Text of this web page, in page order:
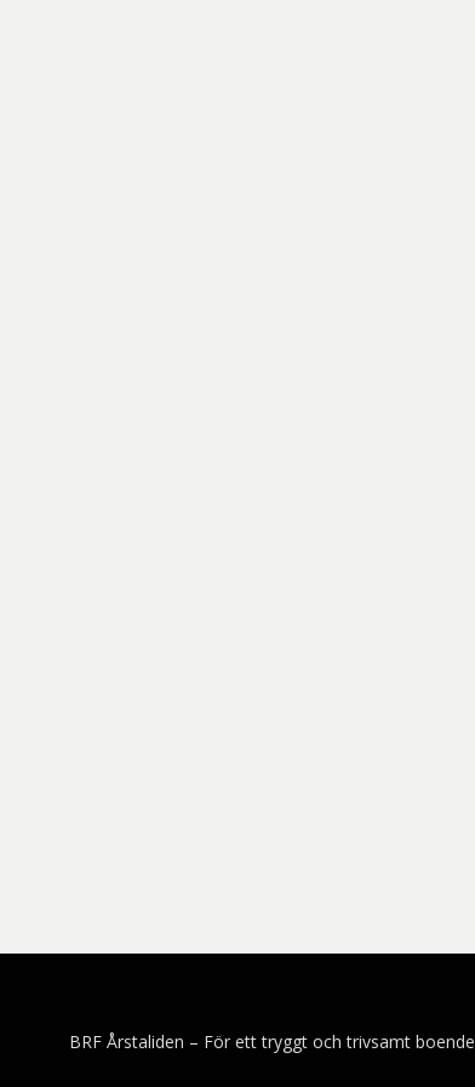
BRF Årstaliden – För ett tryggt och trivsamt boende